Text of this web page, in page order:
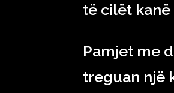
të cilët
Pamjet me
treguan një